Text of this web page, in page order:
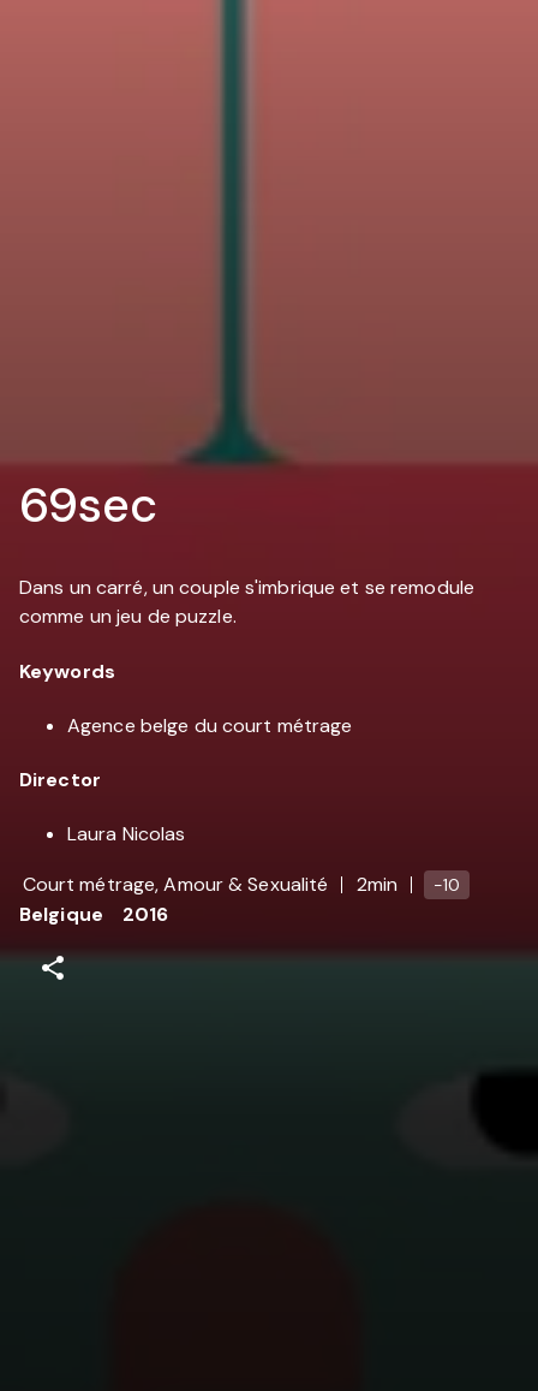
69sec
Dans un carré, un couple s'imbrique et se remodule
comme un jeu de puzzle.
Keywords
Agence belge du court métrage
Director
Laura Nicolas
Court métrage, Amour & Sexualité
2min -10
Belgique 2016